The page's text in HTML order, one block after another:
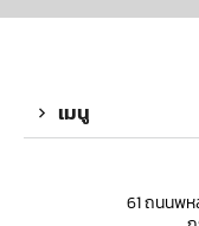
เมนู
61 ถนนพห